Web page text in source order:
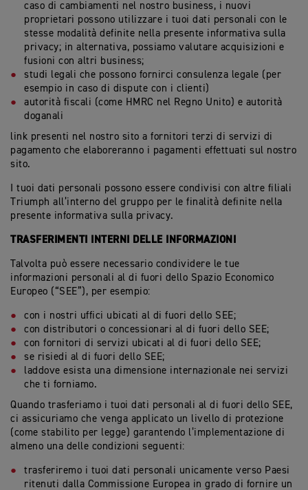
caso di cambiamenti nel nostro business, i nuovi
proprietari possono utilizzare i tuoi dati personali con le
stesse modalità definite nella presente informativa sulla
privacy; in alternativa, possiamo valutare acquisizioni e
fusioni con altri business;
studi legali che possono fornirci consulenza legale (per
esempio in caso di dispute con i clienti)
autorità fiscali (come HMRC nel Regno Unito) e autorità
doganali
link presenti nel nostro sito a fornitori terzi di servizi di
pagamento che elaboreranno i pagamenti effettuati sul nostro
sito.
I tuoi dati personali possono essere condivisi con altre filiali
Triumph all’interno del gruppo per le finalità definite nella
presente informativa sulla privacy.
TRASFERIMENTI INTERNI DELLE INFORMAZIONI
Talvolta può essere necessario condividere le tue
informazioni personali al di fuori dello Spazio Economico
Europeo (“SEE”), per esempio:
con i nostri uffici ubicati al di fuori dello SEE;
con distributori o concessionari al di fuori dello SEE;
con fornitori di servizi ubicati al di fuori dello SEE;
se risiedi al di fuori dello SEE;
laddove esista una dimensione internazionale nei servizi
che ti forniamo.
Quando trasferiamo i tuoi dati personali al di fuori dello SEE,
ci assicuriamo che venga applicato un livello di protezione
(come stabilito per legge) garantendo l’implementazione di
almeno una delle condizioni seguenti:
trasferiremo i tuoi dati personali unicamente verso Paesi
ritenuti dalla Commissione Europea in grado di fornire un